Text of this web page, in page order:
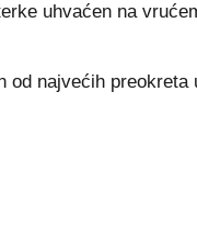
uhvaćen na
najvećih preokreta